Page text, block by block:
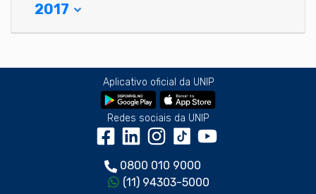
2017
Aplicativo oficial da UNIP
Redes sociais da UNIP
0800 010 9000
(11) 94303-5000